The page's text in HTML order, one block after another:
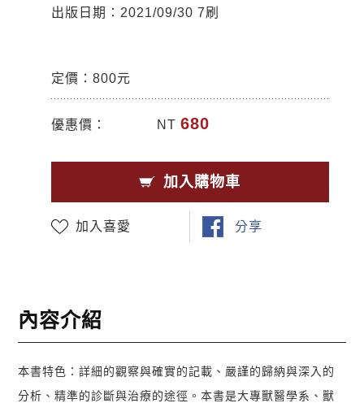
出版日期：2021/09/30 7刷
定價：800元
優惠價： NT 680
加入購物車
加入喜愛 分享
內容介紹
本書特色：詳細的觀察與確實的記載、嚴謹的歸納與深入的
分析、精準的診斷與治療的途徑。本書是大專獸醫學系、獸